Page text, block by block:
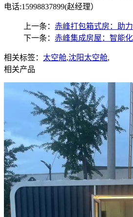
电话:15998837899(赵经理）
上一条： 赤峰打包箱式房：助
下一条： 赤峰集成房屋：智能
相关标签： 太空舱,沈阳太空舱,
相关产品